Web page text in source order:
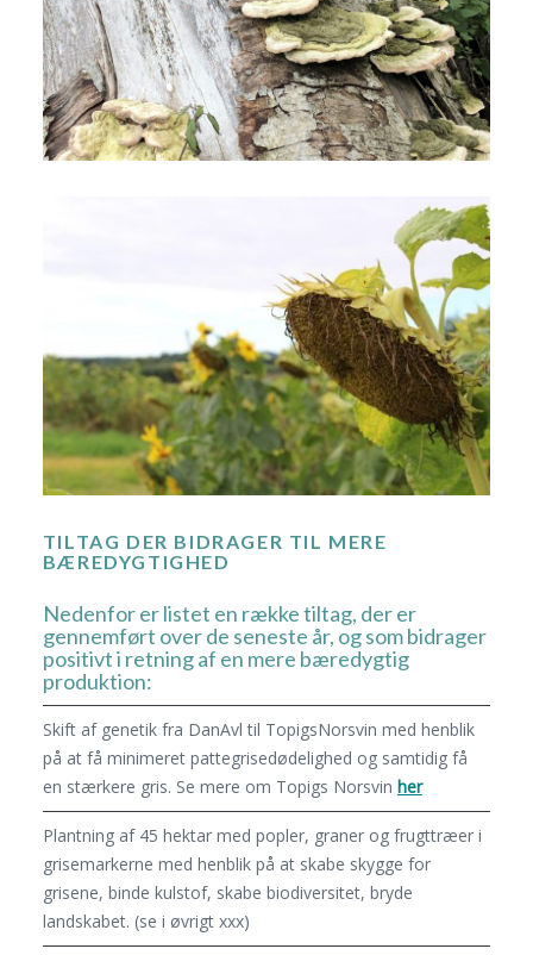
TILTAG DER BIDRAGER TIL MERE
BÆREDYGTIGHED
Nedenfor er listet en række tiltag, der er
gennemført over de seneste år, og som bidrager
positivt i retning af en mere bæredygtig
produktion:
Skift af genetik fra DanAvl til TopigsNorsvin med henblik
på at få minimeret pattegrisedødelighed og samtidig få
en stærkere gris. Se mere om Topigs Norsvin her
Plantning af 45 hektar med popler, graner og frugttræer i
grisemarkerne med henblik på at skabe skygge for
grisene, binde kulstof, skabe biodiversitet, bryde
landskabet. (se i øvrigt xxx)